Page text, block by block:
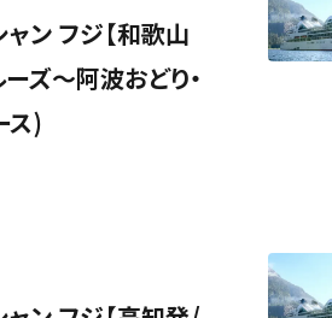
ン フジ【和歌山
ズ～阿波おどり・
ス)